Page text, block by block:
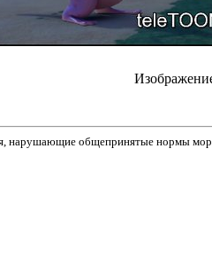
нарушающие общепринятые нормы